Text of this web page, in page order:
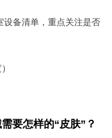
设备清单，重点关注是否
要怎样的“皮肤”？